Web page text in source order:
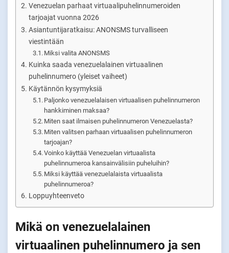
Venezuelan parhaat virtuaalipuhelinnumeroiden
tarjoajat vuonna 2026
Asiantuntijaratkaisu: ANONSMS turvalliseen
viestintään
Miksi valita ANONSMS
Kuinka saada venezuelalainen virtuaalinen
puhelinnumero (yleiset vaiheet)
Käytännön kysymyksiä
Paljonko venezuelalaisen virtuaalisen puhelinnumeron
hankkiminen maksaa?
Miten saat ilmaisen puhelinnumeron Venezuelasta?
Miten valitsen parhaan virtuaalisen puhelinnumeron
tarjoajan?
Voinko käyttää Venezuelan virtuaalista
puhelinnumeroa kansainvälisiin puheluihin?
Miksi käyttää venezuelalaista virtuaalista
puhelinnumeroa?
Loppuyhteenveto
Mikä on venezuelalainen
virtuaalinen puhelinnumero ja sen